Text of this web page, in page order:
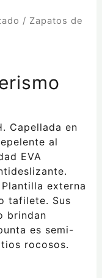
/ Zapatos de
Capellada en
al
EVA
externa
tafilete. Sus
brindan
es semi-
rocosos.